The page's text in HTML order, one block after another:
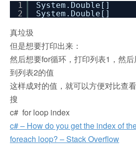
1
2
System.Double[]
System.Double[]
真垃圾
但是想要打印出来：
然后想要for循环，打印列表1，然
到列表2的值
这样成对的值，就可以方便对比查
搜
c# for loop index
c# – How do you get the index of
foreach loop? – Stack Overflow